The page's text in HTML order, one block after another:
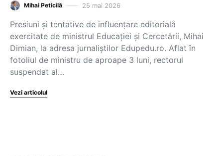
Mihai Peticilă 25 mai 2026
Presiuni și tentative de influențare editorială
exercitate de ministrul Educației și Cercetării, Mihai
Dimian, la adresa jurnaliștilor Edupedu.ro. Aflat în
fotoliul de ministru de aproape 3 luni, rectorul
suspendat al…
Vezi articolul